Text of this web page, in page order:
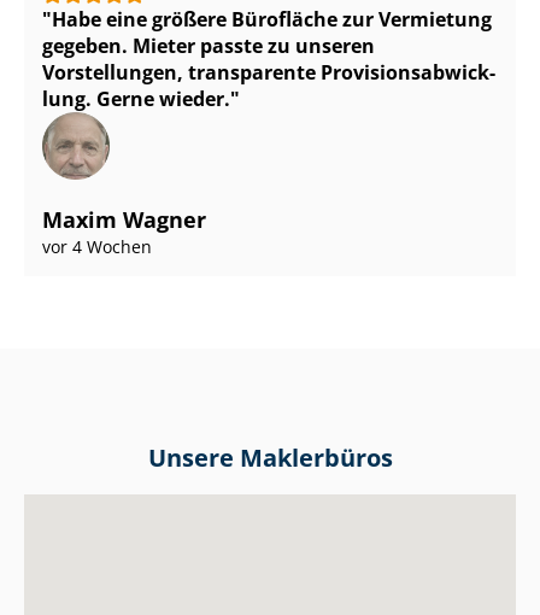
Habe eine größere Bürofläche zur Vermietung
gegeben. Mieter passte zu unseren
Vorstellungen, transparente Pro­vi­si­ons­ab­wick­
lung. Gerne wieder.
Maxim Wagner
vor 4 Wochen
Unsere Maklerbüros